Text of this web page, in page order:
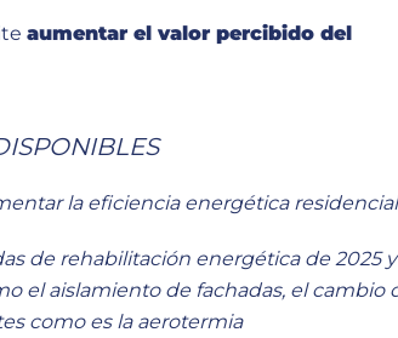
aumentar el valor percibido del
la eficiencia energética
de rehabilitación energética de 2025
el aislamiento de fachadas, el cambio
como es la aerotermia